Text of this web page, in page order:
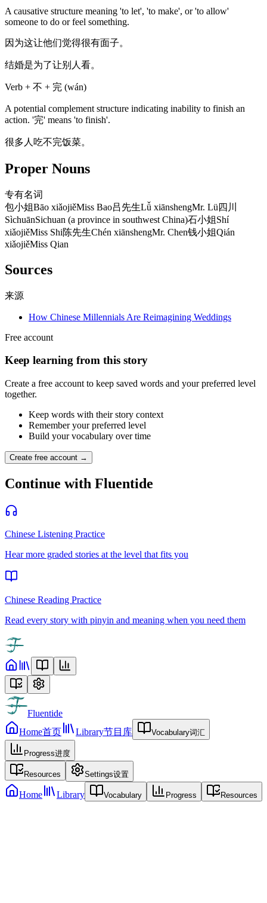
A causative structure meaning 'to let', 'to make', or 'to allow'
someone to do or feel something.
因为这让他们觉得很有面子。
结婚是为了让别人看。
Verb + 不 + 完 (wán)
A potential complement structure indicating inability to finish an
action. '完' means 'to finish'.
很多人吃不完饭菜。
Proper Nouns
专有名词
包小姐Bāo xiǎojiěMiss Bao吕先生Lǚ xiānshengMr. Lü 四川
SìchuānSichuan (a province in southwest China)石小姐Shí
xiǎojiěMiss Shi陈先生Chén xiānshengMr. Chen钱小姐Qián
xiǎojiěMiss Qian
Sources
来源
How Chinese Millennials Are Reimagining Weddings
Free account
Keep learning from this story
Create a free account to keep saved words and your preferred level
together.
Keep words with their story context
Remember your preferred level
Build your vocabulary over time
Create free account →
Continue with Fluentide
Chinese Listening Practice
Hear more graded stories at the level that fits you
Chinese Reading Practice
Read every story with pinyin and meaning when you need them
Fluentide
Home首页 Library节目库 Vocabulary词汇
Progress进度
Resources Settings设置
Home Library Vocabulary Progress Resources